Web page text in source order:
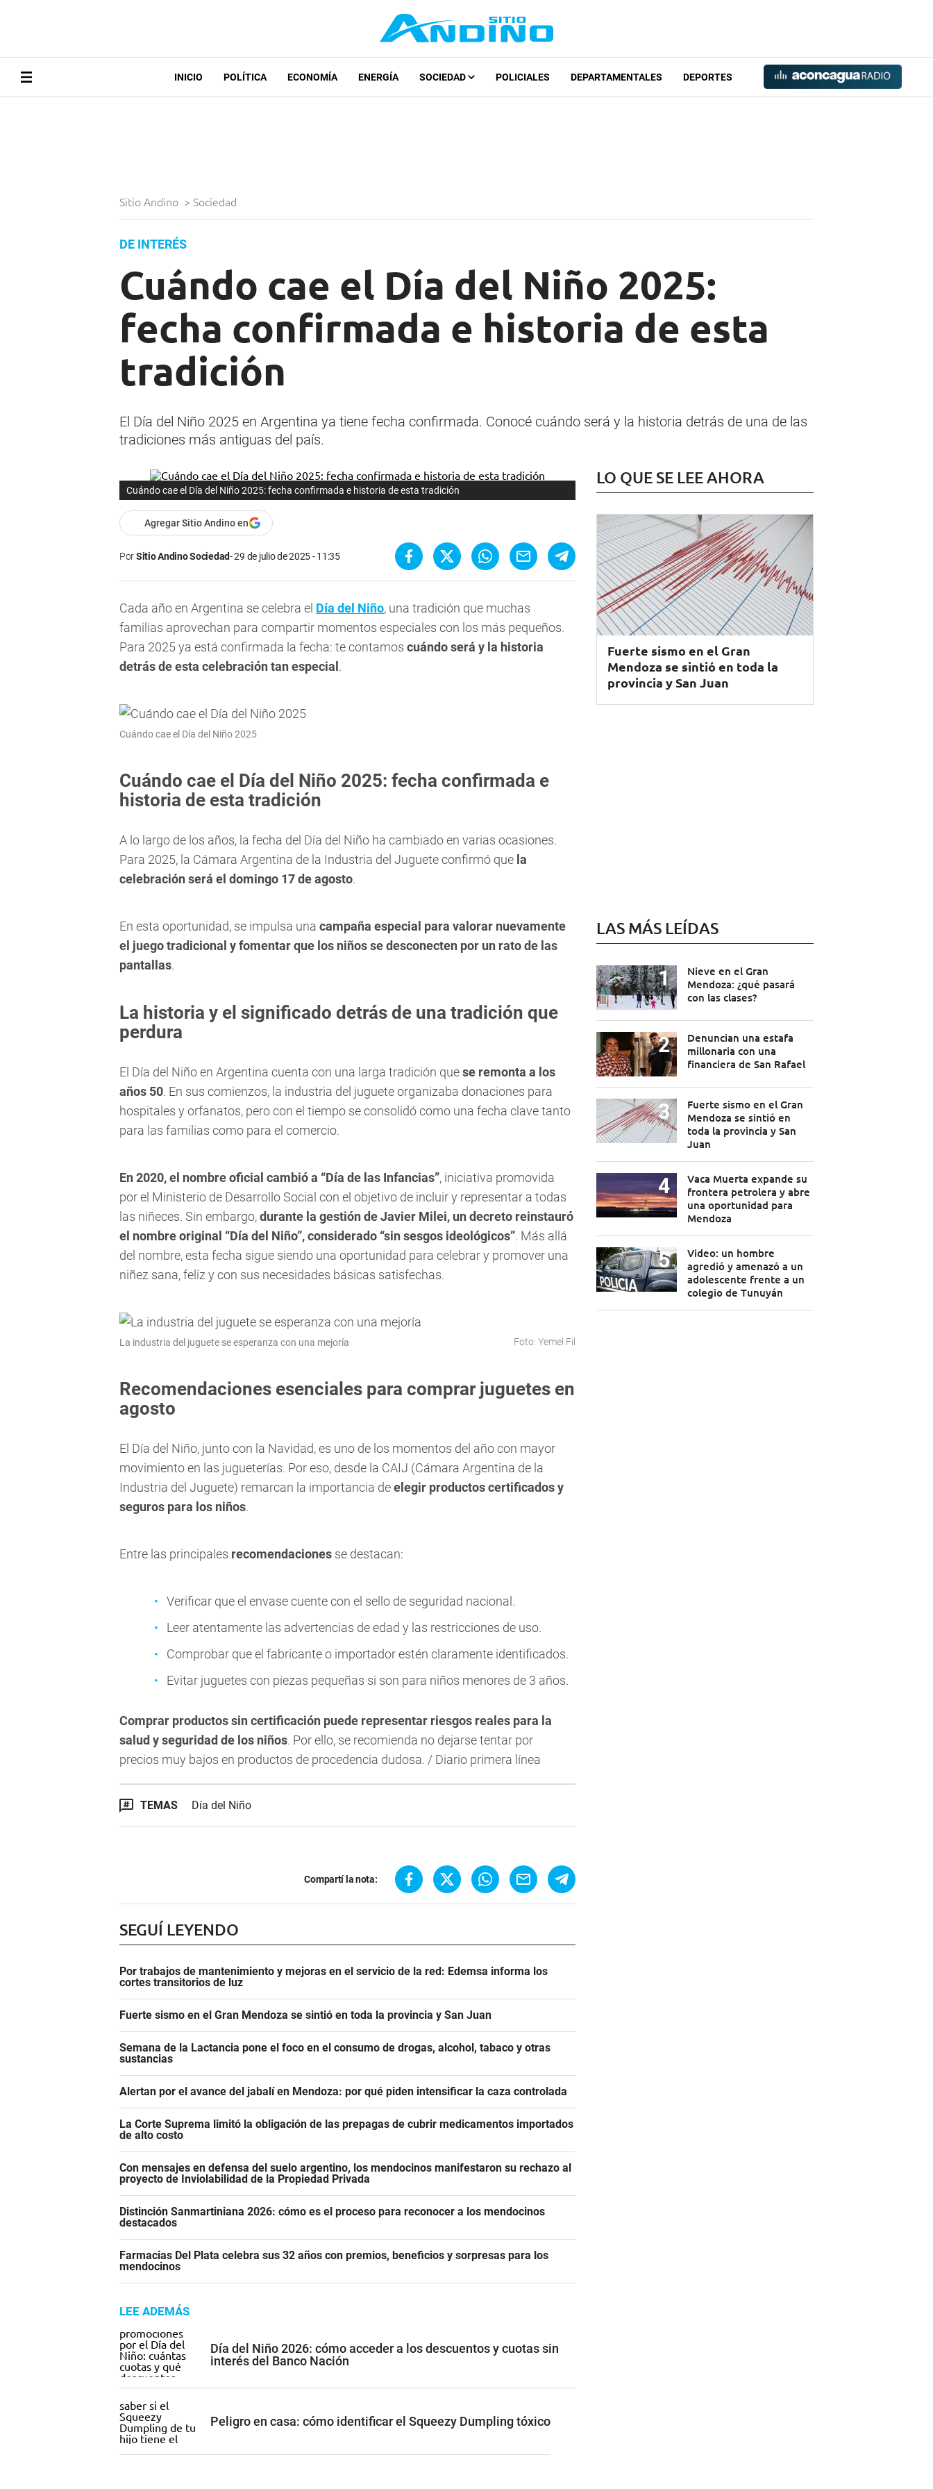
INICIO POLÍTICA ECONOMÍA ENERGÍA SOCIEDAD POLICIALES DEPARTAMENTALES DEPORTES
Sitio Andino > Sociedad
DE INTERÉS
Cuándo cae el Día del Niño 2025:
fecha confirmada e historia de esta
tradición
El Día del Niño 2025 en Argentina ya tiene fecha confirmada. Conocé cuándo será y la historia detrás de una de las
tradiciones más antiguas del país.
Cuándo cae el Día del Niño 2025: fecha confirmada e historia de esta tradición
Agregar Sitio Andino en
PorSitio Andino Sociedad 29 de julio de 2025 - 11:35
Cada año en Argentina se celebra el Día del Niño, una tradición que muchas
familias aprovechan para compartir momentos especiales con los más pequeños.
Para 2025 ya está confirmada la fecha: te contamos cuándo será y la historia
detrás de esta celebración tan especial .
Cuándo cae el Día del Niño 2025
Cuándo cae el Día del Niño 2025: fecha confirmada e
historia de esta tradición
A lo largo de los años, la fecha del Día del Niño ha cambiado en varias ocasiones.
Para 2025, la Cámara Argentina de la Industria del Juguete confirmó que la
celebración será el domingo 17 de agosto.
En esta oportunidad, se impulsa una campaña especial para valorar nuevamente
el juego tradicional y fomentar que los niños se desconecten por un rato de las
pantallas.
La historia y el significado detrás de una tradición que
perdura
El Día del Niño en Argentina cuenta con una larga tradición quese remonta a los
años 50. En sus comienzos, la industria del juguete organizaba donaciones para
hospitales y orfanatos, pero con el tiempo se consolidó como una fecha clave tanto
para las familias como para el comercio.
En 2020, el nombre oficial cambió a “Día de las Infancias”, iniciativa promovida
por el Ministerio de Desarrollo Social con el objetivo de incluir y representar a todas
las niñeces. Sin embargo,durante la gestión de Javier Milei, un decreto reinstauró
el nombre original “Día del Niño”, considerado “sin sesgos ideológicos”. Más allá
del nombre, esta fecha sigue siendo una oportunidad para celebrar y promover una
niñez sana, feliz y con sus necesidades básicas satisfechas.
La industria del juguete se esperanza con una mejoría Foto: Yemel Fil
Recomendaciones esenciales para comprar juguetes en
agosto
El Día del Niño, junto con la Navidad, es uno de los momentos del año con mayor
movimiento en las jugueterías. Por eso, desde la CAIJ (Cámara Argentina de la
Industria del Juguete) remarcan la importancia deelegir productos certificados y
seguros para los niños.
Entre las principales recomendaciones se destacan:
Verificar que el envase cuente con el sello de seguridad nacional.
Leer atentamente las advertencias de edad y las restricciones de uso.
Comprobar que el fabricante o importador estén claramente identificados.
Evitar juguetes con piezas pequeñas si son para niños menores de 3 años.
Comprar productos sin certificación puede representar riesgos reales para la
salud y seguridad de los niños. Por ello, se recomienda no dejarse tentar por
precios muy bajos en productos de procedencia dudosa. / Diario primera línea
TEMAS Día del Niño
Compartí la nota:
SEGUÍ LEYENDO
Por trabajos de mantenimiento y mejoras en el servicio de la red: Edemsa informa los
cortes transitorios de luz
Fuerte sismo en el Gran Mendoza se sintió en toda la provincia y San Juan
Semana de la Lactancia pone el foco en el consumo de drogas, alcohol, tabaco y otras
sustancias
Alertan por el avance del jabalí en Mendoza: por qué piden intensificar la caza controlada
La Corte Suprema limitó la obligación de las prepagas de cubrir medicamentos importados
de alto costo
Con mensajes en defensa del suelo argentino, los mendocinos manifestaron su rechazo al
proyecto de Inviolabilidad de la Propiedad Privada
Distinción Sanmartiniana 2026: cómo es el proceso para reconocer a los mendocinos
destacados
Farmacias Del Plata celebra sus 32 años con premios, beneficios y sorpresas para los
mendocinos
LEE ADEMÁS
Día del Niño 2026: cómo acceder a los descuentos y cuotas sin
interés del Banco Nación
Peligro en casa: cómo identificar el Squeezy Dumpling tóxico
LO QUE SE LEE AHORA
Fuerte sismo en el Gran
Mendoza se sintió en toda la
provincia y San Juan
LAS MÁS LEÍDAS
Nieve en el Gran
Mendoza: ¿qué pasará
con las clases?
Denuncian una estafa
millonaria con una
financiera de San Rafael
Fuerte sismo en el Gran
Mendoza se sintió en
toda la provincia y San
Juan
Vaca Muerta expande su
frontera petrolera y abre
una oportunidad para
Mendoza
Video: un hombre
agredió y amenazó a un
adolescente frente a un
colegio de Tunuyán